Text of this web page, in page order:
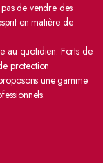
de vendre des
en matière de
au quotidien. Forts de
protection
une gamme